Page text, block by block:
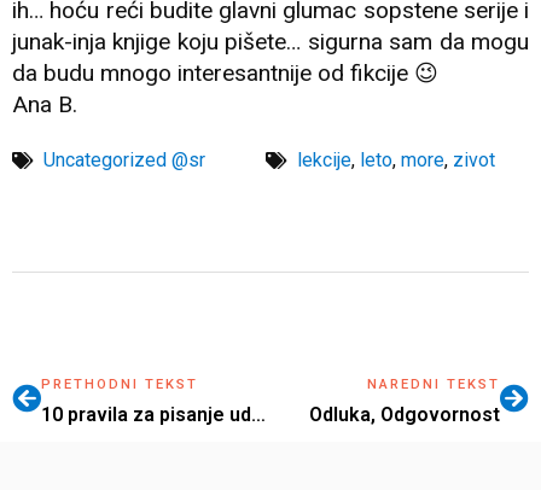
ih… hoću reći budite glavni glumac sopstene serije i
junak-inja knjige koju pišete… sigurna sam da mogu
da budu mnogo interesantnije od fikcije 😉
Ana B.
Uncategorized @sr lekcije, leto, more, zivot
PRETHODNI TEKST
10 pravila za pisanje udžbenika
NAREDNI TEKST
Odluka, Odgovornost